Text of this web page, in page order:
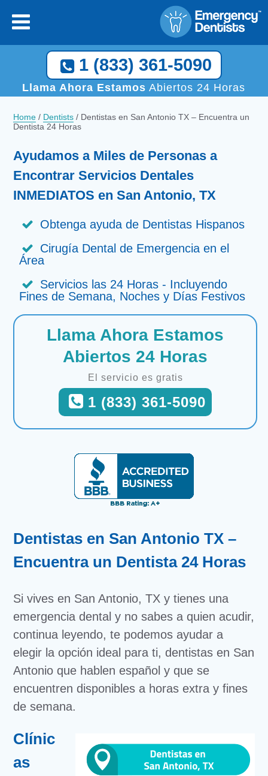
1 (833) 361-5090
Llama Ahora Estamos Abiertos 24 Horas
Home / Dentists / Dentistas en San Antonio TX – Encuentra un
Dentista 24 Horas
Ayudamos a Miles de Personas a
Encontrar Servicios Dentales
INMEDIATOS en San Antonio, TX
Obtenga ayuda de Dentistas Hispanos
Cirugía Dental de Emergencia en el
Área
Servicios las 24 Horas - Incluyendo
Fines de Semana, Noches y Días Festivos
Llama Ahora Estamos
Abiertos 24 Horas
El servicio es gratis
1 (833) 361-5090
Dentistas en San Antonio TX –
Encuentra un Dentista 24 Horas
Si vives en San Antonio, TX y tienes una
emergencia dental y no sabes a quien acudir,
continua leyendo, te podemos ayudar a
elegir la opción ideal para ti, dentistas en San
Antonio que hablen español y que se
encuentren disponibles a horas extra y fines
de semana.
Clínic
as